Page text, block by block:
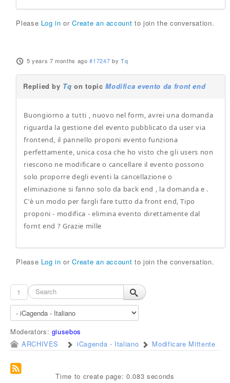
Please Log in orCreate an account to join the conversation.
5 years 7 months ago #17247 by Tq
Replied by Tq on topicModifica evento da front end
Buongiorno a tutti , nuovo nel form, avrei una domanda
riguarda la gestione del evento pubblicato da user via
frontend, il pannello proponi evento funziona
perfettamente, unica cosa che ho visto che gli users non
riescono ne modificare o cancellare il evento possono
solo proporre degli eventi la cancellazione o
eliminazione si fanno solo da back end , la domanda e .
C'è un modo per fargli fare tutto da front end, Tipo
proponi - modifica - elimina evento direttamente dal
fornt end ? Grazie mille
Please Log in orCreate an account to join the conversation.
1
Moderators: giusebos
ARCHIVES
iCagenda - Italiano Modificare Mittente
Time to create page: 0.083 seconds